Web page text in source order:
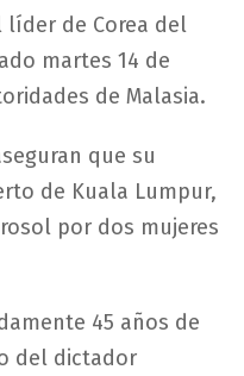
líder de Corea del
martes 14 de
de Malasia.
que su
de Kuala Lumpur,
por dos mujeres
45 años de
del dictador